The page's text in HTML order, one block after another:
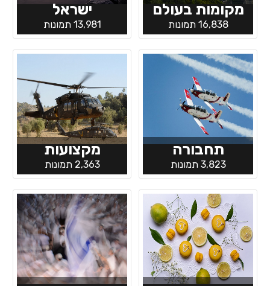
מקומות בעולם
16,838 תמונות
ישראל
13,981 תמונות
תחבורה
3,823 תמונות
מקצועות
2,363 תמונות